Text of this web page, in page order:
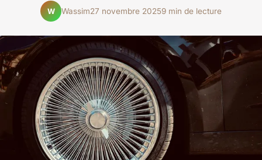
W Wassim27 novembre 20259 min de lecture